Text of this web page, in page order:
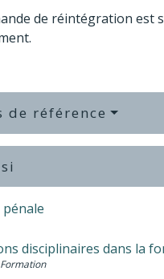
de réintégration est
de référence
disciplinaires dans la